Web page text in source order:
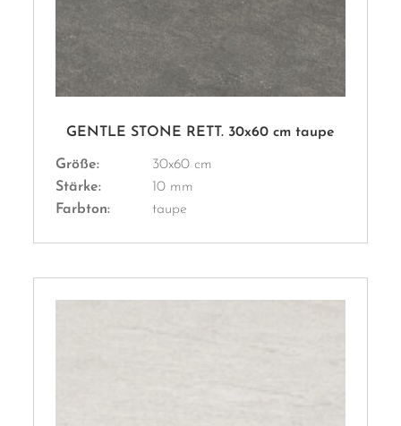
GENTLE STONE RETT. 30x60 cm taupe
Größe:
30x60 cm
Stärke:
10 mm
Farbton:
taupe